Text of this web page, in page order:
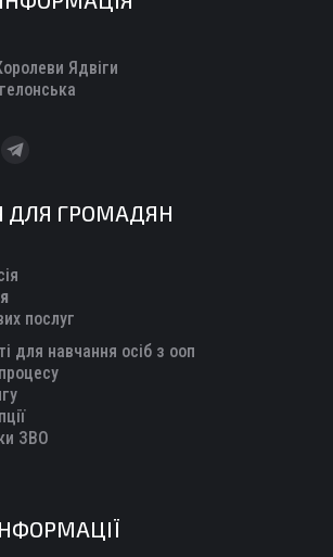
Ядвіги
Telegram
opens
new
ДЛЯ ГРОМАДЯН
послуг
для навчання осіб з ооп
ЗВО